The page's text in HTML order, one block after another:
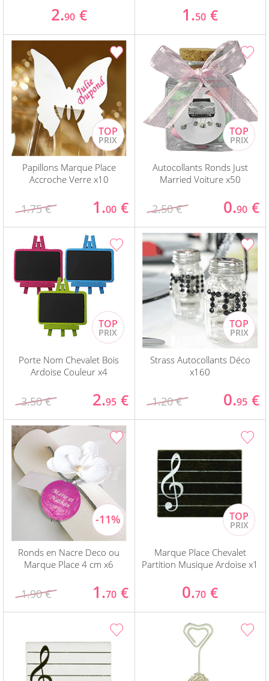
2.90 € 1.50 €
Papillons Marque Place
Accroche Verre x10
1.75 € 1.00 €
Autocollants Ronds Just
Married Voiture x50
2.50 € 0.90 €
Porte Nom Chevalet Bois
Ardoise Couleur x4
3.50 € 2.95 €
Strass Autocollants Déco
x160
1.20 € 0.95 €
Ronds en Nacre Deco ou
Marque Place 4 cm x6
1.90 € 1.70 €
Marque Place Chevalet
Partition Musique Ardoise x1
0.70 €